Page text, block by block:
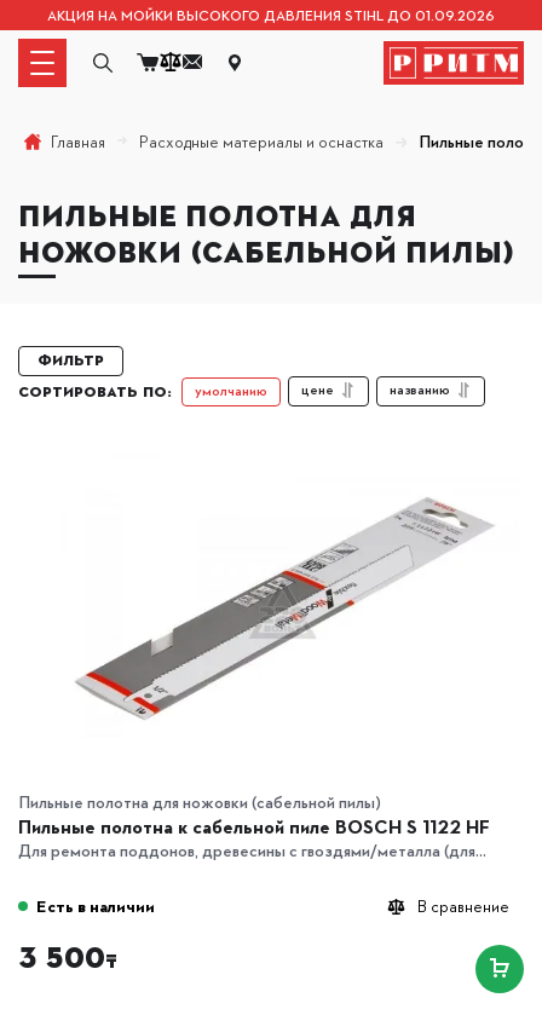
АКЦИЯ НА МОЙКИ ВЫСОКОГО ДАВЛЕНИЯ STIHL ДО 01.09.2026
Главная Расходные материалы и оснастка Пильные
ПИЛЬНЫЕ ПОЛОТНА ДЛЯ
НОЖОВКИ (САБЕЛЬНОЙ ПИЛЫ)
Фильтр
СОРТИРОВАТЬ ПО:
умолчанию цене названию
Пильные полотна для ножовки (сабельной пилы)
Пильные полотна к сабельной пиле BOSCH S 1122 HF
Для ремонта поддонов, древесины с гвоздями/металла (для...
В сравнение
Есть в наличии
3 500₸